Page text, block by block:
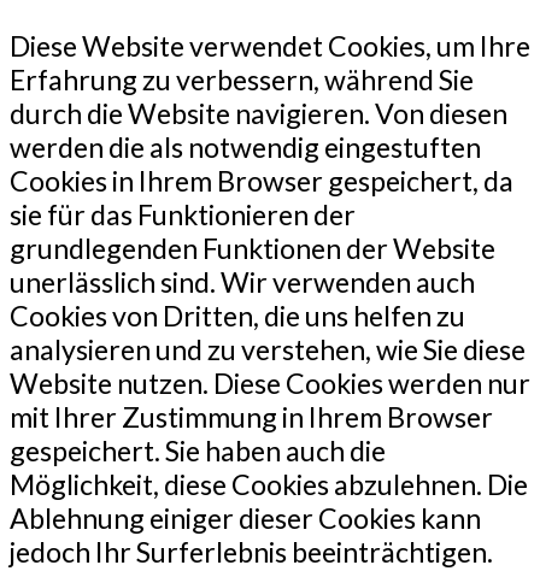
Diese Website verwendet Cookies, um Ihre
Erfahrung zu verbessern, während Sie
durch die Website navigieren. Von diesen
werden die als notwendig eingestuften
Cookies in Ihrem Browser gespeichert, da
sie für das Funktionieren der
grundlegenden Funktionen der Website
unerlässlich sind. Wir verwenden auch
Cookies von Dritten, die uns helfen zu
analysieren und zu verstehen, wie Sie diese
Website nutzen. Diese Cookies werden nur
mit Ihrer Zustimmung in Ihrem Browser
gespeichert. Sie haben auch die
Möglichkeit, diese Cookies abzulehnen. Die
Ablehnung einiger dieser Cookies kann
jedoch Ihr Surferlebnis beeinträchtigen.